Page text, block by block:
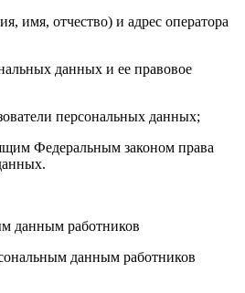
имя, отчество) и адрес оператора
данных и ее правовое
персональных данных;
Федеральным законом права
данным работников
данным работников